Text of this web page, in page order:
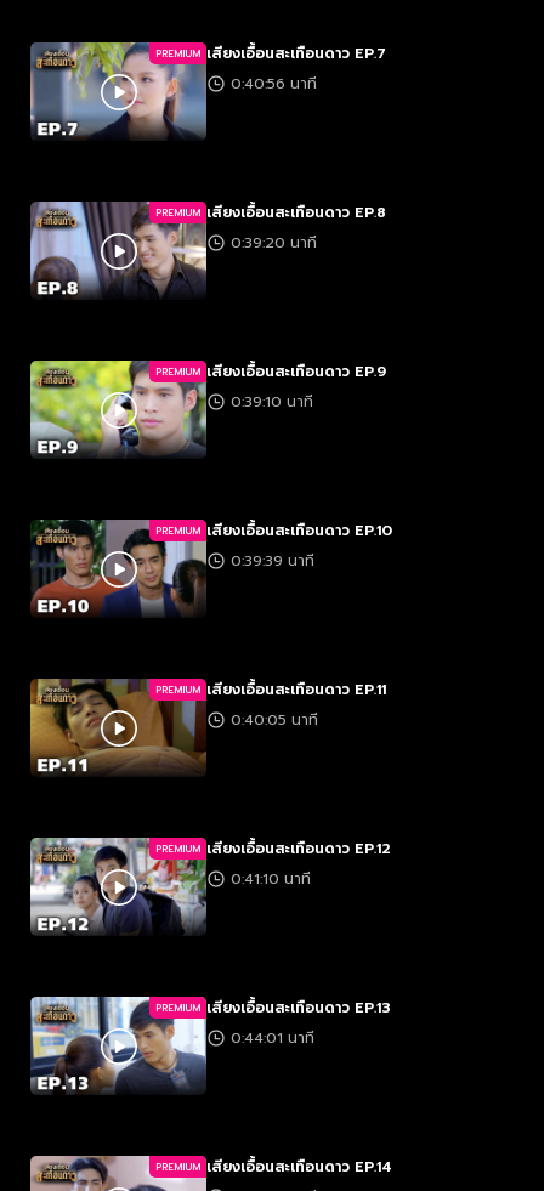
PREMIUM เสียงเอื้อนสะเทือนดาว EP.7
0:40:56 นาที
PREMIUM เสียงเอื้อนสะเทือนดาว EP.8
0:39:20 นาที
PREMIUM เสียงเอื้อนสะเทือนดาว EP.9
0:39:10 นาที
PREMIUM เสียงเอื้อนสะเทือนดาว EP.10
0:39:39 นาที
PREMIUM เสียงเอื้อนสะเทือนดาว EP.11
0:40:05 นาที
PREMIUM เสียงเอื้อนสะเทือนดาว EP.12
0:41:10 นาที
PREMIUM เสียงเอื้อนสะเทือนดาว EP.13
0:44:01 นาที
PREMIUM เสียงเอื้อนสะเทือนดาว EP.14